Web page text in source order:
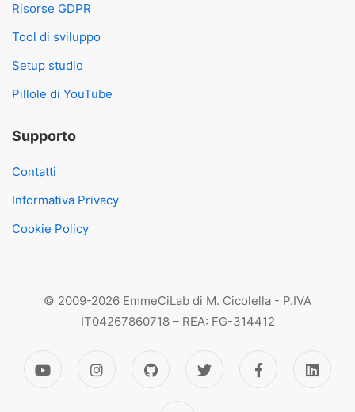
Risorse GDPR
Tool di sviluppo
Setup studio
Pillole di YouTube
Supporto
Contatti
Informativa Privacy
Cookie Policy
© 2009-2026 EmmeCiLab di M. Cicolella - P.IVA
IT04267860718 – REA: FG-314412